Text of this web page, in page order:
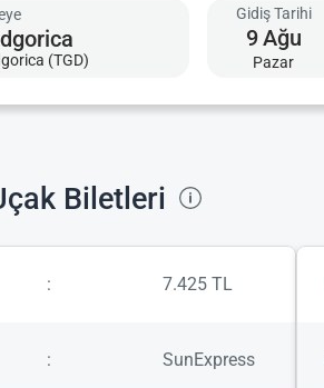
(TGD)
Gidiş Tarihi
9Ağu
Pazar
Biletleri
: 7.425 TL
: SunExpress